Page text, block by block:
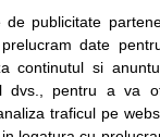
Cookie
Protectia
ANPC
Litigiilor
Info
publicitate
date
continutul si
dvs., pentru a va
traficul pe